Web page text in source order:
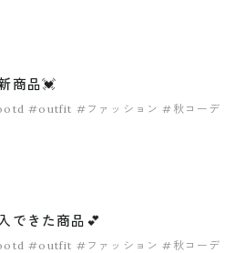
商品💓
#outfit #ファッション #秋コーデ
できた商品💕
#outfit #ファッション #秋コーデ